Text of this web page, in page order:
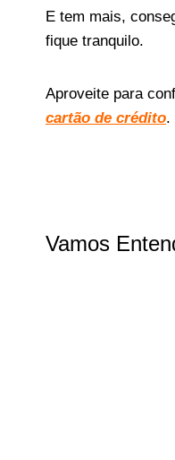
E tem mais,
fique tranquilo.
Aproveite para
cartão de crédito.
Vamos